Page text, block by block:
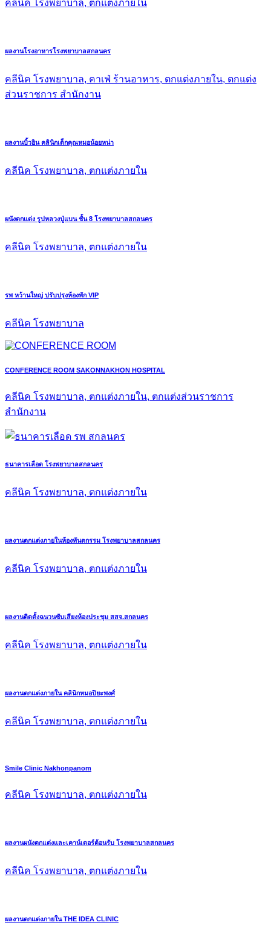
คลีนิค โรงพยาบาล, ตกแต่งภายใน
ผลงานโรงอาหารโรงพยาบาลสกลนคร
คลีนิค โรงพยาบาล, คาเฟ่ ร้านอาหาร, ตกแต่งภายใน, ตกแต่ง
ส่วนราชการ สำนักงาน
ผลงานบิ้วอิน คลินิกเด็กคุณหมอน้อยหน่า
คลีนิค โรงพยาบาล, ตกแต่งภายใน
ผนังตกแต่ง รูปหลวงปู่แบน ชั้น 8 โรงพยาบาลสกลนคร
คลีนิค โรงพยาบาล, ตกแต่งภายใน
รพ หว้านใหญ่ ปรับปรุงห้องพัก VIP
คลีนิค โรงพยาบาล
CONFERENCE ROOM SAKONNAKHON HOSPITAL
คลีนิค โรงพยาบาล, ตกแต่งภายใน, ตกแต่งส่วนราชการ
สำนักงาน
ธนาคารเลือด โรงพยาบาลสกลนคร
คลีนิค โรงพยาบาล, ตกแต่งภายใน
ผลงานตกแต่งภายในห้องทันตกรรม โรงพยาบาลสกลนคร
คลีนิค โรงพยาบาล, ตกแต่งภายใน
ผลงานติดตั้งฉนวนซับเสียงห้องประชุม สสจ.สกลนคร
คลีนิค โรงพยาบาล, ตกแต่งภายใน
ผลงานตกแต่งภายใน คลินิกหมอปิยะพงศ์
คลีนิค โรงพยาบาล, ตกแต่งภายใน
Smile Clinic Nakhonpanom
คลีนิค โรงพยาบาล, ตกแต่งภายใน
ผลงานผนังตกแต่งและเคาน์เตอร์ต้อนรับ โรงพยาบาลสกลนคร
คลีนิค โรงพยาบาล, ตกแต่งภายใน
ผลงานตกแต่งภายใน THE IDEA CLINIC